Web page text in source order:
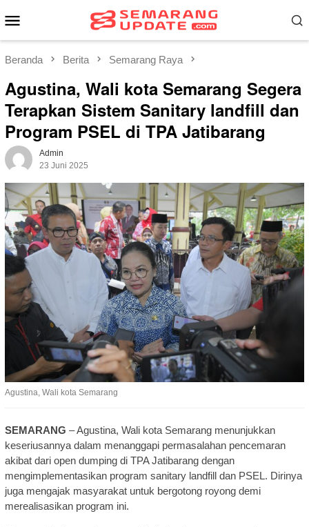
ke
Mobile
Beranda Berita Semarang Raya
Agustina, Wali kota Semarang Segera
Terapkan Sistem Sanitary landfill dan
Program PSEL di TPA Jatibarang
Admin
23 Juni 2025
Agustina, Wali kota Semarang
SEMARANG – Agustina, Wali kota Semarang menunjukkan
keseriusannya dalam menanggapi permasalahan pencemaran
akibat dari open dumping di TPA Jatibarang dengan
mengimplementasikan program sanitary landfill dan PSEL. Dirinya
juga mengajak masyarakat untuk bergotong royong demi
merealisasikan program ini.